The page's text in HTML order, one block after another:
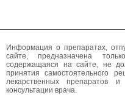
Информация о препаратах,
сайте, предназначена
содержащаяся на сайте, не
принятия самостоятельного
лекарственных препаратов
консультации врача.